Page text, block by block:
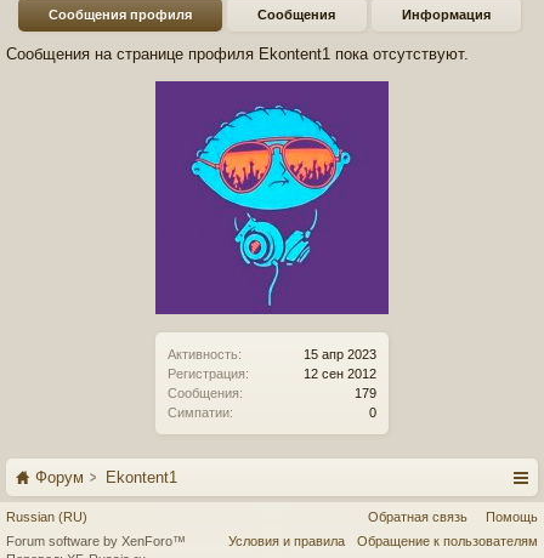
Активность:
15 апр 2023
Регистрация:
12 сен 2012
Сообщения:
179
Симпатии:
0
Сообщения профиля Сообщения Информация
Сообщения на странице профиля Ekontent1 пока отсутствуют.
Форум Ekontent1
Russian (RU) Обратная связь
Помощь
Условия и правила
Обращение к пользователям
Forum software by XenForo™